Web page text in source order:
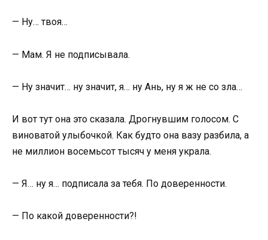
— Ну… твоя…
— Мам. Я не подписывала.
— Ну значит… ну значит, я… ну Ань, ну я ж не со зла…
И вот тут она это сказала. Дрогнувшим голосом. С
виноватой улыбочкой. Как будто она вазу разбила, а
не миллион восемьсот тысяч у меня украла.
— Я… ну я… подписала за тебя. По доверенности.
— По какой доверенности?!